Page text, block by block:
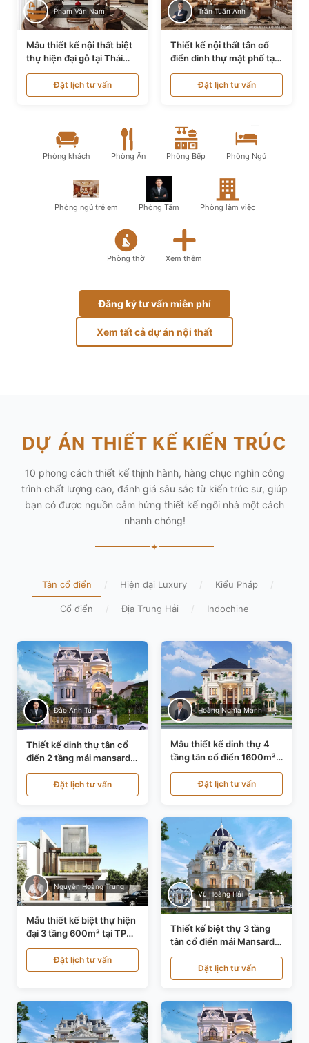
Phạm Văn Nam
Mẫu thiết kế nội thất biệt
thự hiện đại gỗ tại Thái
Bình NT9188719
Đặt lịch tư vấn
Trần Tuấn Anh
Thiết kế nội thất tân cổ
điển dinh thự mặt phố tại
Quảng Ninh NT24531
Đặt lịch tư vấn
Phòng khách Phòng Ăn Phòng Bếp Phòng Ngủ
Phòng ngủ trẻ em Phòng Tắm Phòng làm việc
Phòng thờ Xem thêm
Đăng ký tư vấn miễn phí
Xem tất cả dự án nội thất
DỰ ÁN THIẾT KẾ KIẾN TRÚC
10 phong cách thiết kế thịnh hành, hàng chục nghìn công
trình chất lượng cao, đánh giá sâu sắc từ kiến trúc sư, giúp
bạn có được nguồn cảm hứng thiết kế ngôi nhà một cách
nhanh chóng!
✦
Tân cổ điển / Hiện đại Luxury / Kiểu Pháp /
Cổ điển / Địa Trung Hải / Indochine
Đào Anh Tú
Thiết kế dinh thự tân cổ
điển 2 tầng mái mansard
tại Bắc Ninh KT20084
Đặt lịch tư vấn
Hoàng Nghĩa Mạnh
Mẫu thiết kế dinh thự 4
tầng tân cổ điển 1600m²
tại Thanh Hóa KT20071
Đặt lịch tư vấn
Nguyễn Hoàng Trung
Mẫu thiết kế biệt thự hiện
đại 3 tầng 600m² tại TP
Hồ Chí Minh KT24602
Đặt lịch tư vấn
Vũ Hoàng Hải
Thiết kế biệt thự 3 tầng
tân cổ điển mái Mansard
tại Thanh Hóa KT23104
Đặt lịch tư vấn